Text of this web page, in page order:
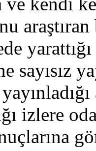
sayısız
izlere